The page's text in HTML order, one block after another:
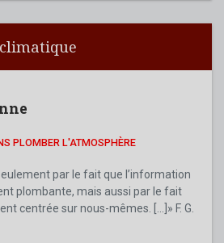
PLOMBER L'ATMOSPHÈRE
par le fait que l’information
plombante, mais aussi par le fait
centrée sur nous-mêmes. [...]» F. G.